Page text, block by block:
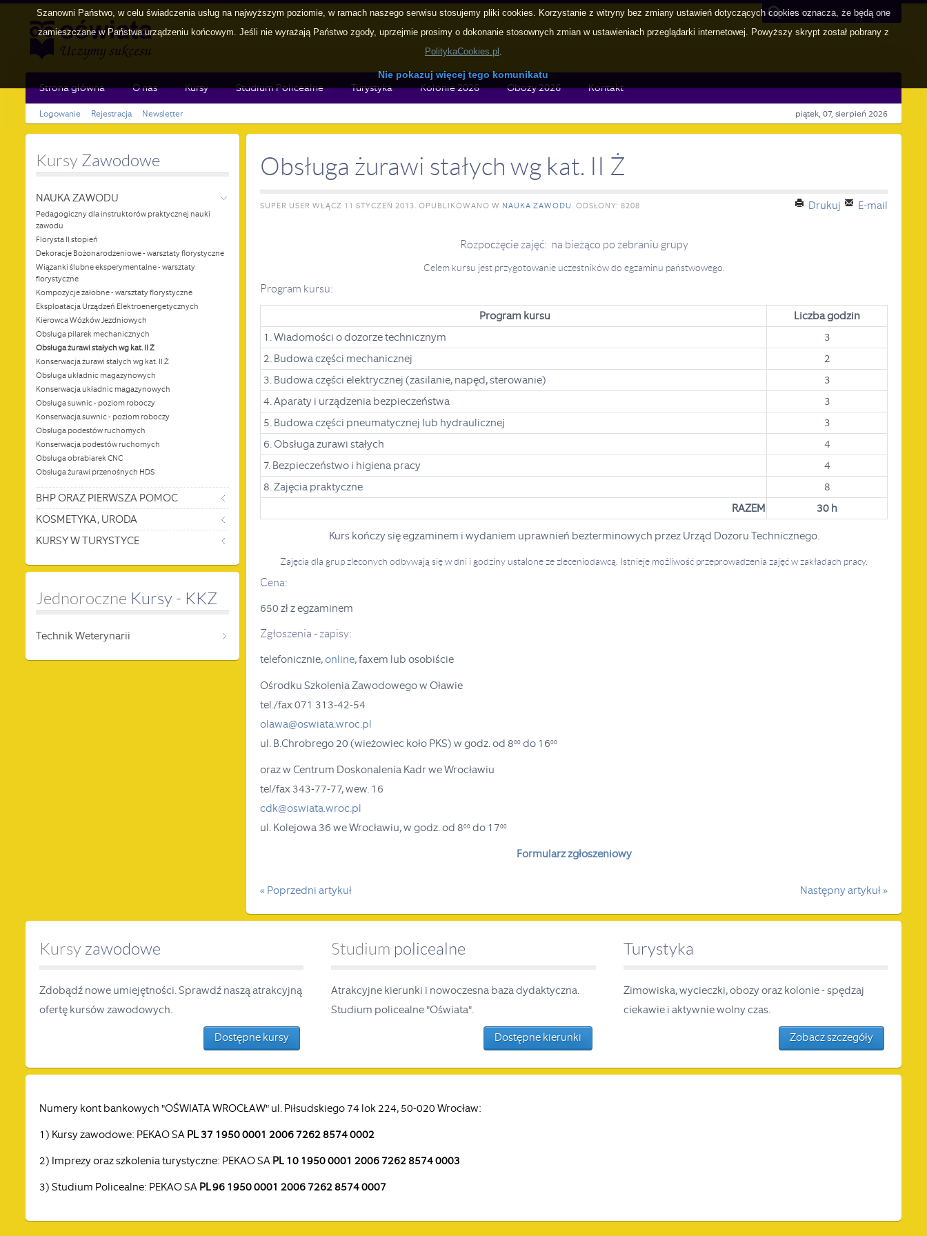
Strona główna O nas Kursy Studium Policealne Turystyka Kolonie 2026 Obozy 2026 Kontakt
Logowanie Rejestracja Newsletter piątek, 07, sierpień 2026
Obsługa żurawi stałych wg kat. II Ż
E-mail
Drukuj
SUPER USER WŁĄCZ 11 STYCZEŃ 2013. OPUBLIKOWANO W NAUKA ZAWODU . ODSŁONY: 8208
Rozpoczęcie zajęć: na bieżąco po zebraniu grupy
Celem kursu jest przygotowanie uczestników do egzaminu państwowego.
Program kursu:
Program kursu
Liczba godzin
1. Wiadomości o dozorze technicznym
3
2. Budowa części mechanicznej
2
3. Budowa części elektrycznej (zasilanie, napęd, sterowanie)
3
4. Aparaty i urządzenia bezpieczeństwa
3
5. Budowa części pneumatycznej lub hydraulicznej
3
6. Obsługa żurawi stałych
4
7. Bezpieczeństwo i higiena pracy
4
8. Zajęcia praktyczne
8
RAZEM
30 h
Kurs kończy się egzaminem i wydaniem uprawnień bezterminowych przez Urząd Dozoru Technicznego.
Zajęcia dla grup zleconych odbywają się w dni i godziny ustalone ze zleceniodawcą. Istnieje możliwość przeprowadzenia zajęć w zakładach pracy.
Cena:
650 zł z egzaminem
Zgłoszenia - zapisy:
telefonicznie,online, faxem lub osobiście
Ośrodku Szkolenia Zawodowego w Oławie
tel./fax 071 313-42-54
olawa@oswiata.wroc.pl
ul. B.Chrobrego 20 (wieżowiec koło PKS) w godz. od 800 do 1600
oraz w Centrum Doskonalenia Kadr we Wrocławiu
tel/fax 343-77-77, wew. 16
cdk@oswiata.wroc.pl
ul. Kolejowa 36 we Wrocławiu,w godz. od 800 do 1700
Formularz zgłoszeniowy
« Poprzedni artykuł Następny artykuł »
Kursy Zawodowe
NAUKA ZAWODU
Pedagogiczny dla instruktorów praktycznej nauki
zawodu
Florysta II stopień
Dekoracje Bożonarodzeniowe - warsztaty florystyczne
Wiązanki ślubne eksperymentalne - warsztaty
florystyczne
Kompozycje żałobne - warsztaty florystyczne
Eksploatacja Urządzeń Elektroenergetycznych
Kierowca Wózków Jezdniowych
Obsługa pilarek mechanicznych
Obsługa żurawi stałych wg kat. II Ż
Konserwacja żurawi stałych wg kat. II Ż
Obsługa układnic magazynowych
Konserwacja układnic magazynowych
Obsługa suwnic - poziom roboczy
Konserwacja suwnic - poziom roboczy
Obsługa podestów ruchomych
Konserwacja podestów ruchomych
Obsługa obrabiarek CNC
Obsługa żurawi przenośnych HDS
BHP ORAZ PIERWSZA POMOC
KOSMETYKA, URODA
KURSY W TURYSTYCE
Jednoroczne Kursy - KKZ
Technik Weterynarii
Kursy zawodowe
Zdobądź nowe umiejętności. Sprawdź naszą atrakcyjną
ofertę kursów zawodowych.
Dostępne kursy
Studium policealne
Atrakcyjne kierunki i nowoczesna baza dydaktyczna.
Studium policealne "Oświata".
Dostępne kierunki
Turystyka
Zimowiska, wycieczki, obozy oraz kolonie - spędzaj
ciekawie i aktywnie wolny czas.
Zobacz szczegóły
Numery kont bankowych "OŚWIATA WROCŁAW" ul. Piłsudskiego 74 lok 224, 50-020 Wrocław:
1) Kursy zawodowe: PEKAO SA PL 37 1950 0001 2006 7262 8574 0002
2) Imprezy oraz szkolenia turystyczne: PEKAO SA PL 10 1950 0001 2006 7262 8574 0003
3) Studium Policealne: PEKAO SA PL 96 1950 0001 2006 7262 8574 0007
Szanowni Państwo, w celu świadczenia usług na najwyższym poziomie, w ramach naszego serwisu stosujemy pliki cookies. Korzystanie z witryny bez zmiany ustawień dotyczących cookies oznacza, że będą one
zamieszczane w Państwa urządzeniu końcowym. Jeśli nie wyrażają Państwo zgody, uprzejmie prosimy o dokonanie stosownych zmian w ustawieniach przeglądarki internetowej. Powyższy skrypt został pobrany z
PolitykaCookies.pl .
Nie pokazuj więcej tego komunikatu